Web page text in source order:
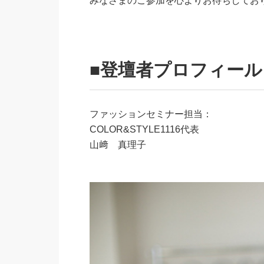
■登壇者プロフィール
ファッションセミナー担当：
COLOR&STYLE1116代表
山﨑 真理子